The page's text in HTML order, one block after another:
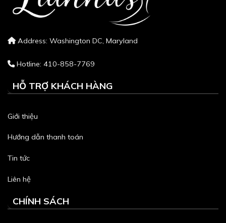
Address: Washington DC, Maryland
Hotline: 410-858-7769
HỖ TRỢ KHÁCH HÀNG
Giới thiệu
Hướng dẫn thanh toán
Tin tức
Liên hệ
CHÍNH SÁCH